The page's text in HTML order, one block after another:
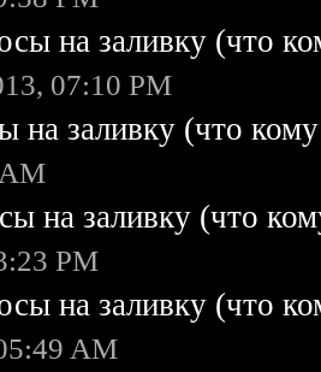
на заливку (что
07:10 PM
на заливку (что
на заливку (что
PM
на заливку (что
AM